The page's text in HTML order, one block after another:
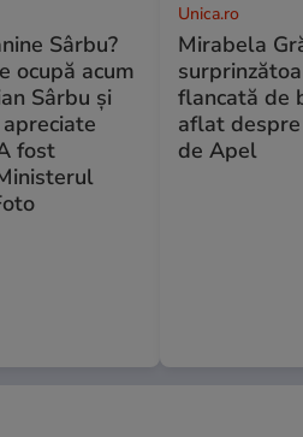
Sârbu?
ocupă acum
Sârbu și
fost
Unica.ro
Mirabela
flancată de
aflat
de Apel